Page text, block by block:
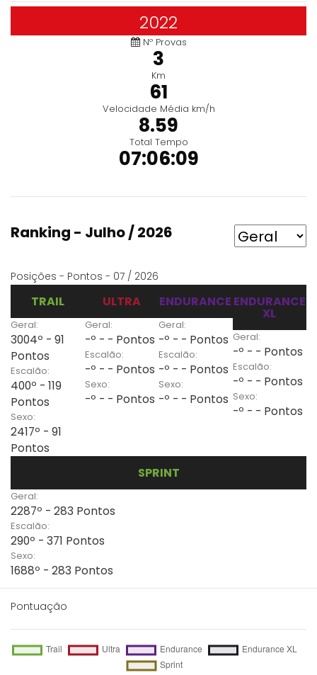
2022
Nº Provas
3
Km
61
Velocidade Média km/h
8.59
Total Tempo
07:06:09
Ranking - Julho / 2026
Posições - Pontos - 07 / 2026
TRAIL
Geral:
3004º - 91
Pontos
Escalão:
400º - 119
Pontos
Sexo:
2417º - 91
Pontos
ULTRA
Geral:
-º - - Pontos
Escalão:
-º - - Pontos
Sexo:
-º - - Pontos
ENDURANCE
Geral:
-º - - Pontos
Escalão:
-º - - Pontos
Sexo:
-º - - Pontos
ENDURANCE
XL
Geral:
-º - - Pontos
Escalão:
-º - - Pontos
Sexo:
-º - - Pontos
SPRINT
Geral:
2287º - 283 Pontos
Escalão:
290º - 371 Pontos
Sexo:
1688º - 283 Pontos
Pontuação